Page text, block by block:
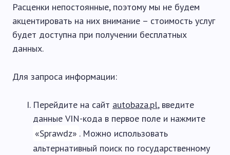
Расценки непостоянные, поэтому мы не будем
акцентировать на них внимание – стоимость услуг
будет доступна при получении бесплатных
данных.
Для запроса информации:
Перейдите на сайт autobaza.pl, введите
данные VIN-кода в первое поле и нажмите
«Sprawdz» . Можно использовать
альтернативный поиск по государственному